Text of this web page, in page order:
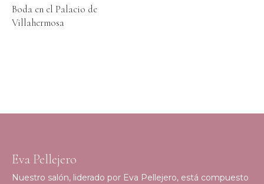
Boda en el Palacio de
Villahermosa
Eva Pellejero
Nuestro salón, liderado por Eva Pellejero, está compuesto